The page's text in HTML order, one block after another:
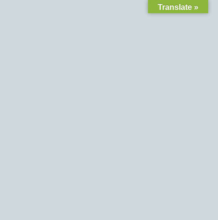
Translate »